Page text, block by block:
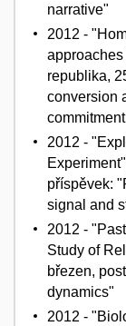
narrative"
2012 -
republika,
conversion
2012 -
příspěvek:
signal and
2012 -
Study of
březen,
dynamics"
2012 -